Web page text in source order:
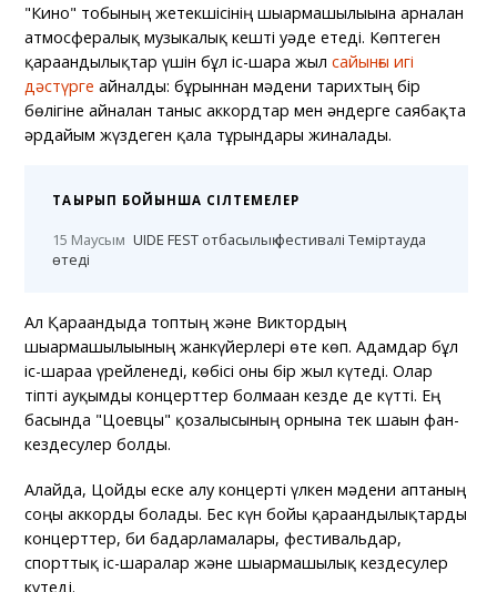
"Кино" тобының жетекшісінің шығармашылығына арналған
атмосфералық музыкалық кешті уәде етеді. Көптеген
қарағандылықтар үшін бұл іс-шара жылсайынғы игі
дәстүрге айналды: бұрыннан мәдени тарихтың бір
бөлігіне айналған таныс аккордтар мен әндерге саябақта
әрдайым жүздеген қала тұрғындары жиналады.
ТАҚЫРЫП БОЙЫНША СІЛТЕМЕЛЕР
15 Маусым UIDE FEST отбасылық фестивалі Теміртауда
өтеді
Ал Қарағандыда топтың және Виктордың
шығармашылығының жанкүйерлері өте көп. Адамдар бұл
іс-шараға үрейленеді, көбісі оны бір жыл күтеді. Олар
тіпті ауқымды концерттер болмаған кезде де күтті. Ең
басында "Цоевцы" қозғалысының орнына тек шағын фан-
кездесулер болды.
Алайда, Цойды еске алу концерті үлкен мәдени аптаның
соңғы аккорды болады. Бес күн бойы қарағандылықтарды
концерттер, би бағдарламалары, фестивальдар,
спорттық іс-шаралар және шығармашылық кездесулер
күтеді.